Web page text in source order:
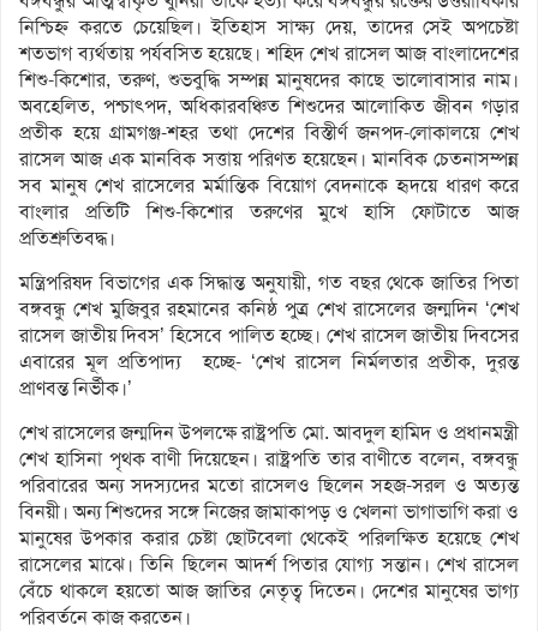
নিশ্চিহ্ন করতে চেয়েছিল। ইতিহাস সাক্ষ্য দেয়, তাদের সেই অপচেষ্টা
শতভাগ ব্যর্থতায় পর্যবসিত হয়েছে। শহিদ শেখ রাসেল আজ বাংলাদেশের
শিশু-কিশোর, তরুণ, শুভবুদ্ধি সম্পন্ন মানুষদের কাছে ভালোবাসার নাম।
অবহেলিত, পশ্চাৎপদ, অধিকারবঞ্চিত শিশুদের আলোকিত জীবন গড়ার
প্রতীক হয়ে গ্রামগঞ্জ-শহর তথা দেশের বিস্তীর্ণ জনপদ-লোকালয়ে শেখ
রাসেল আজ এক মানবিক সত্তায় পরিণত হয়েছেন। মানবিক চেতনাসম্পন্ন
সব মানুষ শেখ রাসেলের মর্মান্তিক বিয়োগ বেদনাকে হৃদয়ে ধারণ করে
বাংলার প্রতিটি শিশু-কিশোর তরুণের মুখে হাসি ফোটাতে আজ
প্রতিশ্রুতিবদ্ধ।
মন্ত্রিপরিষদ বিভাগের এক সিদ্ধান্ত অনুযায়ী, গত বছর থেকে জাতির পিতা
বঙ্গবন্ধু শেখ মুজিবুর রহমানের কনিষ্ঠ পুত্র শেখ রাসেলের জন্মদিন ‘শেখ
রাসেল জাতীয় দিবস’ হিসেবে পালিত হচ্ছে। শেখ রাসেল জাতীয় দিবসের
এবারের মূল প্রতিপাদ্য হচ্ছে- ‘শেখ রাসেল নির্মলতার প্রতীক, দুরন্ত
প্রাণবন্ত নির্ভীক।’
শেখ রাসেলের জন্মদিন উপলক্ষে রাষ্ট্রপতি মো. আবদুল হামিদ ও প্রধানমন্ত্রী
শেখ হাসিনা পৃথক বাণী দিয়েছেন। রাষ্ট্রপতি তার বাণীতে বলেন, বঙ্গবন্ধু
পরিবারের অন্য সদস্যদের মতো রাসেলও ছিলেন সহজ-সরল ও অত্যন্ত
বিনয়ী। অন্য শিশুদের সঙ্গে নিজের জামাকাপড় ও খেলনা ভাগাভাগি করা ও
মানুষের উপকার করার চেষ্টা ছোটবেলা থেকেই পরিলক্ষিত হয়েছে শেখ
রাসেলের মাঝে। তিনি ছিলেন আদর্শ পিতার যোগ্য সন্তান। শেখ রাসেল
বেঁচে থাকলে হয়তো আজ জাতির নেতৃত্ব দিতেন। দেশের মানুষের ভাগ্য
পরিবর্তনে কাজ করতেন।